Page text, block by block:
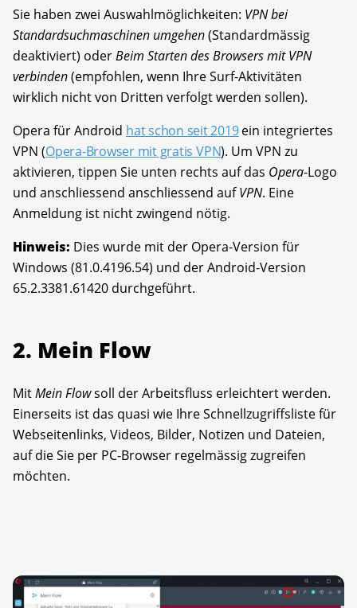
Sie haben zwei Auswahlmöglichkeiten: VPN bei
Standardsuchmaschinen umgehen(Standardmässig
deaktiviert) oderBeim Starten des Browsers mit VPN
verbinden(empfohlen, wenn Ihre Surf-Aktivitäten
wirklich nicht von Dritten verfolgt werden sollen).
Opera für Android hat schon seit 2019ein integriertes
VPN (Opera-Browser mit gratis VPN). Um VPN zu
aktivieren, tippen Sie unten rechts auf das Opera-Logo
und anschliessend anschliessend aufVPN. Eine
Anmeldung ist nicht zwingend nötig.
Hinweis: Dies wurde mit der Opera-Version für
Windows (81.0.4196.54) und der Android-Version
65.2.3381.61420 durchgeführt.
2. Mein Flow
MitMein Flowsoll der Arbeitsfluss erleichtert werden.
Einerseits ist das quasi wie Ihre Schnellzugriffsliste für
Webseitenlinks, Videos, Bilder, Notizen und Dateien,
auf die Sie per PC-Browser regelmässig zugreifen
möchten.